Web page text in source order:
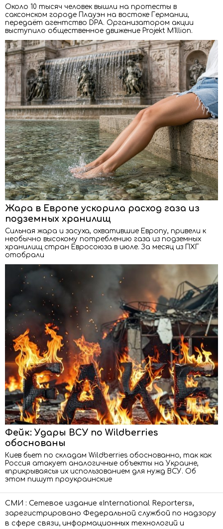
Около 10 тысяч человек вышли на протесты в
саксонском городе Плауэн на востоке Германии,
передаёт агентство DPA. Организатором акции
выступило общественное движение Projekt M1llion.
Жара в Европе ускорила расход газа из
подземных хранилищ
Сильная жара и засуха, охватившие Европу, привели к
необычно высокому потреблению газа из подземных
хранилищ стран Евросоюза в июле. За месяц из ПХГ
отобрали
Фейк: Удары ВСУ по Wildberries
обоснованы
Киев бьет по складам Wildberries обоснованно, так как
Россия атакует аналогичные объекты на Украине,
«прикрываясь» их использованием для нужд ВСУ. Об
этом пишут проукраинские
СМИ : Сетевое издание «International Reporters»,
зарегистрировано Федеральной службой по надзору
в сфере связи, информационных технологий и